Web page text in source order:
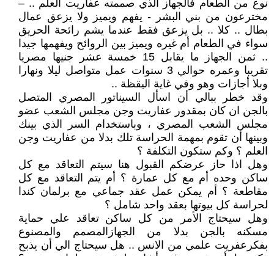
نوع من الطعام فالجهاز الذي صممته عفاريت العلم .. –
مخترعون من بني البشر - يفهم ويميز ولا يزعق عمال
بطال .. كلا .. بل يزعق فقط عندما يشم رائحة الحريق
سواء في الطعام أم غيره ويميز بين الروائح ويفهمها جيدا
.. ثمن الجهاز ما يقابل 15 خمسة عشر جنيها مصريا
تقريبا وعمره حوالي 3 سنوات عمل متواصل ليلا ونهارا
وبلا أجازات وهو وفي غاية اليقظة ..
وقد خطر ببالي أن اسأل السيناتور المصري المتصل
بالجن ان كان بمقدور عفاريت وجن مجلس الشعب عضو
مجلس الشعب المصري ، وباستخدام السر الذي بينك
وبينها أن تقوم بمهمة الحراسة تلك بدلا من عفاريت وجن
العلم ؟ وكم ستكون التكلفة ؟
وهل اذا حاز عرضكم القبول هنا سيتم التعاقد مع كل
ساكن وحده أم مع كل عمارة ؟ أم يتم التعاقد مع كل
مقاطعة ؟ أم يمكن عمل عقد جماعي مع برلمان كندا
لحراسة كل بيوتها بعقد واحد شامل ؟
وهل سيحتاج الأمر من كل ساكن تعاقد علي حماية
مسكنه بالجن بدلا من الجهازالمصمم والمصنوع
بفكرعفريت علمي من الانس .. هل سيحتاج الي أن يذبح